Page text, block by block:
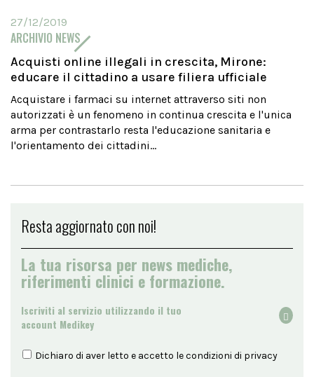
27/12/2019
ARCHIVIO NEWS
Acquisti online illegali in crescita, Mirone:
educare il cittadino a usare filiera ufficiale
Acquistare i farmaci su internet attraverso siti non
autorizzati è un fenomeno in continua crescita e l'unica
arma per contrastarlo resta l'educazione sanitaria e
l'orientamento dei cittadini...
Resta aggiornato con noi!
La tua risorsa per news mediche,
riferimenti clinici e formazione.
Iscriviti al servizio utilizzando il tuo
account Medikey
Dichiaro di aver letto e accetto le condizioni di privacy